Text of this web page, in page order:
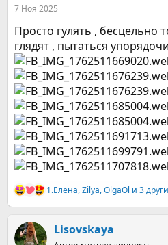
7 Ноя 2025
Просто гулять , бесцельно
глядят , пытаться
Р
е
к
ц
1.Елена,Zilya,OlgaOl и 3
Lisovskaya